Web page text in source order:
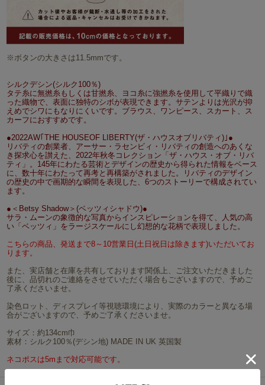
※ボタンの大きさは11.5mmです。
シルクデシン(シルク100％)
タテ糸に無撚糸もしくは甘撚糸、ヨコ糸に強撚糸を使用して平織りで織
った織物で、表面に独特のシボが表現できます。サテンよりは光沢が抑
えめでシワにもなりにくいです。ブラウス、ワンピース、スカート、ス
カーフにおすすめです。
●2022AW｢THE HOUSEOF LIBERTY(ザ・ハウスオブリバティ)｣●
リバティの創業者、アーサー・ラセンビィ・リバティの創造へのあくな
き探求心を讃えた、2022年秋冬コレクション「ザ・ハウス・オブ・リバ
ティ」。145年にわたる芸術とデザインの歴史から得られた情報をベース
に、数十年にわたって再考と再構築がされました。リバティのデザイン
の歴史の中で画期的な瞬間を表現した、6つのストーリーで構成されてい
ます。
●＜Betsy Shadow＞(ベッツィシャドウ)●
サラ・ムーンの象徴的な写真からインスピレーションを得て、人気の高
い「ベッツィ」をラージスケールにし幻想的な花柄で表現しました。
こちらの商品、発送まで8～10営業日(土日祝日は除きます)いただいてお
ります。
また、実店舗と在庫を共有しております関係上、ご注文いただきました
後に、品切れのご連絡をさせていただく場合もございますので、予めご
了承くださいませ。
染色ロット、ディスプレイ等視聴環境により、実際のカラーと異なる場
合がございますので、予めご了承くださいませ。
サイズ：約134cm巾
素材：シルク100％(デシン地) MADE IN UK 英国製
ネコポスは5mまで対応可能です。